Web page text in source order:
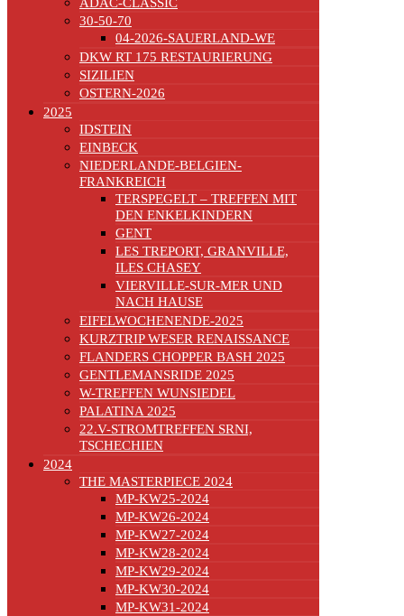
30-50-70
04-2026-SAUERLAND-WE
DKW RT 175 RESTAURIERUNG
SIZILIEN
OSTERN-2026
2025
IDSTEIN
EINBECK
NIEDERLANDE-BELGIEN-
FRANKREICH
TERSPEGELT – TREFFEN MIT
DEN ENKELKINDERN
GENT
LES TREPORT, GRANVILLE,
ILES CHASEY
VIERVILLE-SUR-MER UND
NACH HAUSE
EIFELWOCHENENDE-2025
KURZTRIP WESER RENAISSANCE
FLANDERS CHOPPER BASH 2025
GENTLEMANSRIDE 2025
W-TREFFEN WUNSIEDEL
PALATINA 2025
22.V-STROMTREFFEN SRNI,
TSCHECHIEN
2024
THE MASTERPIECE 2024
MP-KW25-2024
MP-KW26-2024
MP-KW27-2024
MP-KW28-2024
MP-KW29-2024
MP-KW30-2024
MP-KW31-2024